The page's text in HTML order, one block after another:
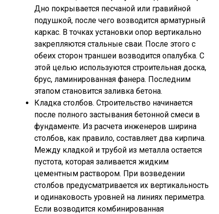
Дно покрывается песчаной или гравийной
подушкой, после чего возводится арматурный
каркас. В точках установки опор вертикально
закрепляются стальные сваи. После этого с
обеих сторон траншеи возводится опалубка. С
этой целью используются строительная доска,
брус, ламинированная фанера. Последним
этапом становится заливка бетона.
Кладка столбов. Строительство начинается
после полного застывания бетонной смеси в
фундаменте. Из расчета инженеров ширина
столбов, как правило, составляет два кирпича.
Между кладкой и трубой из металла остается
пустота, которая заливается жидким
цементным раствором. При возведении
столбов предусматривается их вертикальность
и одинаковость уровней на линиях периметра.
Если возводится комбинированная